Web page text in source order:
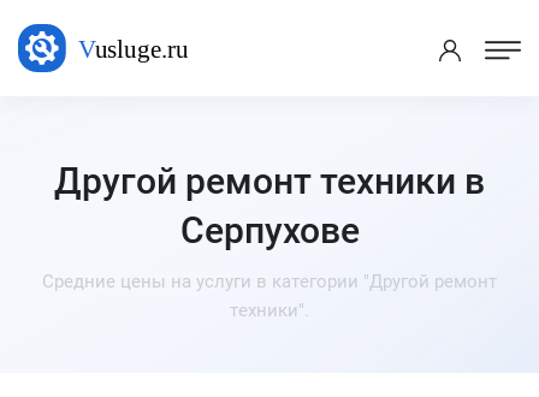
Другой ремонт техники в
Серпухове
Средние цены на услуги в категории "Другой ремонт
техники".